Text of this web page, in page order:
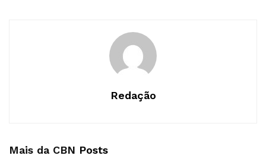
Redação
Mais da CBN Posts